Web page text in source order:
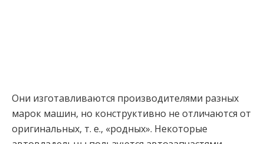
Они изготавливаются производителями разных
марок машин, но конструктивно не отличаются от
оригинальных, т. е., «родных». Некоторые